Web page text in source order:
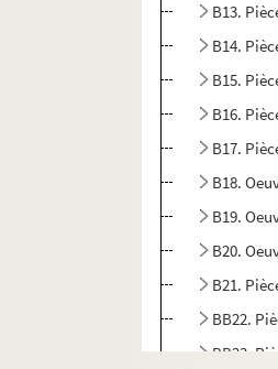
B13.
B14.
B15.
B16.
B17.
B18.
B19.
B20.
B21.
BB22.
BB23.